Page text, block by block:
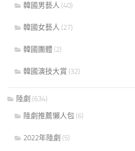
韓國男藝人 (40)
韓國女藝人 (27)
韓國團體 (2)
韓國演技大賞 (32)
陸劇 (634)
陸劇推薦懶人包 (6)
2022年陸劇 (5)